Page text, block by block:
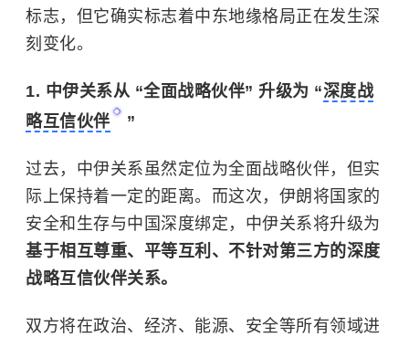
标志，但它确实标志着中东地缘格局正在发生深
刻变化。
1. 中伊关系从 “全面战略伙伴” 升级为 “深度战
略互信伙伴
”
过去，中伊关系虽然定位为全面战略伙伴，但实
际上保持着一定的距离。而这次，伊朗将国家的
安全和生存与中国深度绑定，中伊关系将升级为
基于相互尊重、平等互利、不针对第三方的深度
战略互信伙伴关系。
双方将在政治、经济、能源、安全等所有领域进